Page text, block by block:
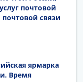
почтовой
связи
ярмарка
Время